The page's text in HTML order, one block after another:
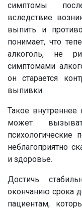
симптомы
вследствие
выпить и
понимает, что
алкоголь, не
симптомами
он старается
выпивки.
Такое внутреннее
может
психологические
неблагоприятно
и здоровье.
Достичь
окончанию срока
пациентам,